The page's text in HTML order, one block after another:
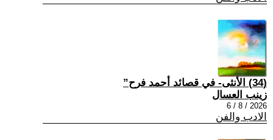
(34) الأنثى- في قصائد أحمد فرح”
زينب العسال
2026 / 8 / 6
الادب والفن